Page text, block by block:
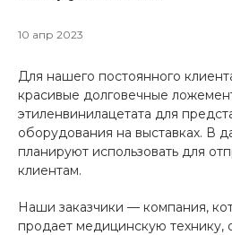
10 апр 2023
Для нашего постоянного
красивые долговечные
этиленвинилацетата для
оборудования на выставках. В
планируют использовать для
клиентам.
Наши заказчики — компания,
продает медицинскую технику,